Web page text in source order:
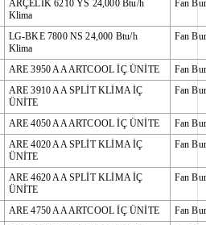
ARÇELİK 6210 YS 24,000 Btu/h
Klima
Fan
LG-BKE 7800 NS 24,000 Btu/h
Klima
Fan
ARE 3950 AA ARTCOOL İÇ ÜNİTE
Fan
ARE 3910 AA SPLİT KLİMA İÇ
ÜNİTE
Fan
ARE 4050 AA ARTCOOL İÇ ÜNİTE
Fan
ARE 4020 AA SPLİT KLİMA İÇ
ÜNİTE
Fan
ARE 4620 AA SPLİT KLİMA İÇ
ÜNİTE
Fan
ARE 4750 AA ARTCOOL İÇ ÜNİTE
Fan